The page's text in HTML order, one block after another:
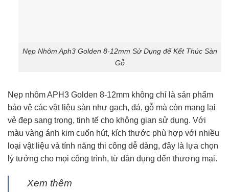
Nẹp Nhôm Aph3 Golden 8-12mm Sử Dụng để Kết Thúc Sàn
Gỗ
Nẹp nhôm APH3 Golden 8-12mm không chỉ là sản phẩm
bảo vệ các vật liệu sàn như gạch, đá, gỗ mà còn mang lại
vẻ đẹp sang trọng, tinh tế cho không gian sử dụng. Với
màu vàng ánh kim cuốn hút, kích thước phù hợp với nhiều
loại vật liệu và tính năng thi công dễ dàng, đây là lựa chọn
lý tưởng cho mọi công trình, từ dân dụng đến thương mại.
Xem thêm